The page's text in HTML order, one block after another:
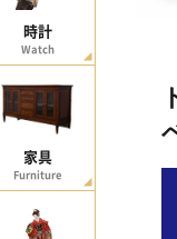
時計
Watch
家具
Furniture